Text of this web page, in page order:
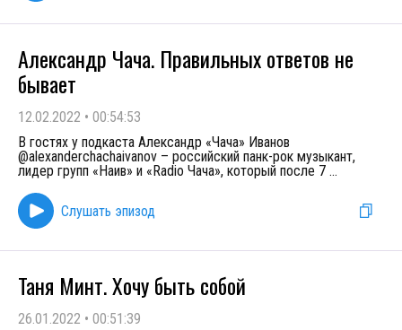
Александр Чача. Правильных ответов не
бывает
12.02.2022 • 00:54:53
В гостях у подкаста Александр «Чача» Иванов
@alexanderchachaivanov – российский панк-рок музыкант,
лидер групп «Наив» и «Radio Чача», который после 7 ...
Слушать эпизод
Таня Минт. Хочу быть собой
26.01.2022 • 00:51:39